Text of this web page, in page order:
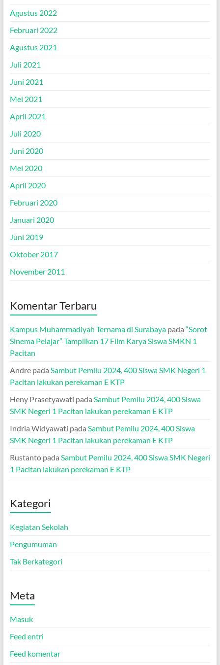
Agustus 2022
Februari 2022
Agustus 2021
Juli 2021
Juni 2021
Mei 2021
April 2021
Juli 2020
Juni 2020
Mei 2020
April 2020
Februari 2020
Januari 2020
Juni 2019
Oktober 2017
November 2011
Komentar Terbaru
Kampus Muhammadiyah Ternama di Surabayapada “Sorot
Sinema Pelajar” Tampilkan 17 Film Karya Siswa SMKN 1
Pacitan
Andrepada Sambut Pemilu 2024, 400 Siswa SMK Negeri 1
Pacitan lakukan perekaman E KTP
Heny Prasetyawati pada Sambut Pemilu 2024, 400 Siswa
SMK Negeri 1 Pacitan lakukan perekaman E KTP
Indria Widyawati pada Sambut Pemilu 2024, 400 Siswa
SMK Negeri 1 Pacitan lakukan perekaman E KTP
Rustantopada Sambut Pemilu 2024, 400 Siswa SMK Negeri
1 Pacitan lakukan perekaman E KTP
Kategori
Kegiatan Sekolah
Pengumuman
Tak Berkategori
Meta
Masuk
Feed entri
Feed komentar